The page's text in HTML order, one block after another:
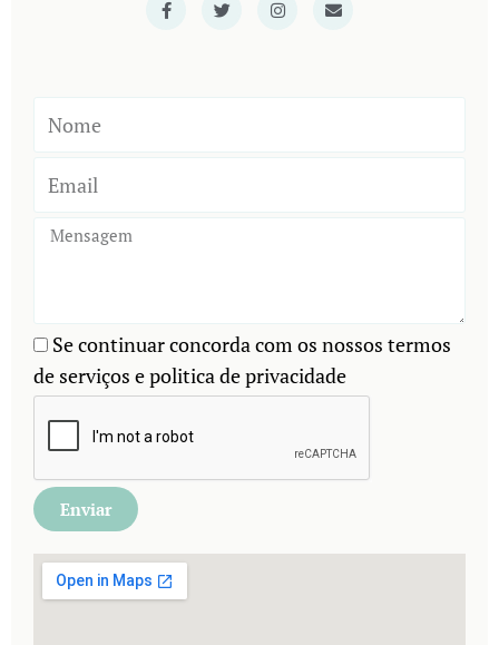
Se continuar concorda com os nossos termos
de serviços e politica de privacidade
Enviar